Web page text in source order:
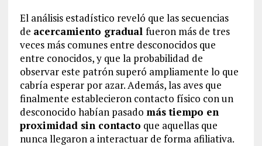
El análisis estadístico reveló que las secuencias
de acercamiento gradual fueron más de tres
veces más comunes entre desconocidos que
entre conocidos, y que la probabilidad de
observar este patrón superó ampliamente lo que
cabría esperar por azar. Además, las aves que
finalmente establecieron contacto físico con un
desconocido habían pasado más tiempo en
proximidad sin contacto que aquellas que
nunca llegaron a interactuar de forma afiliativa.